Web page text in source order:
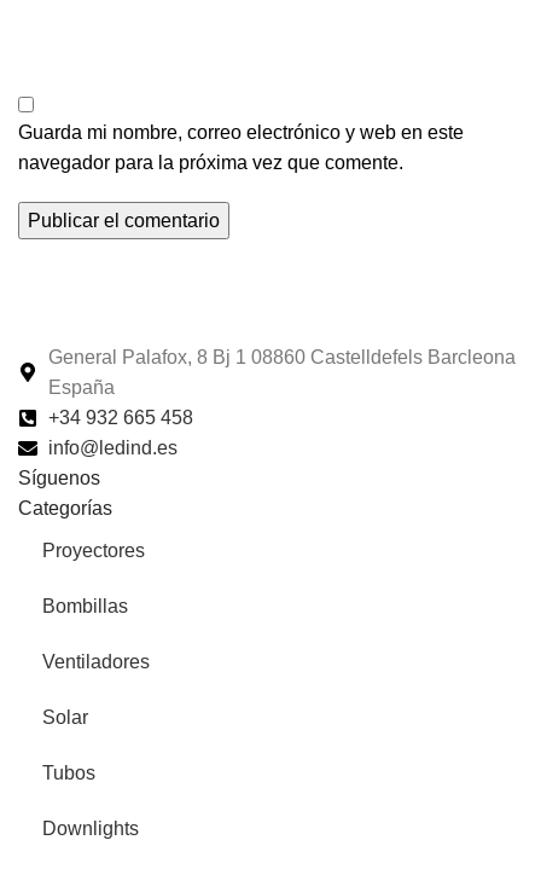
Guarda mi nombre, correo electrónico y web en este
navegador para la próxima vez que comente.
General Palafox, 8 Bj 1 08860 Castelldefels Barcleona
España
+34 932 665 458‬
info@ledind.es
Síguenos
Categorías
Proyectores
Bombillas
Ventiladores
Solar
Tubos
Downlights